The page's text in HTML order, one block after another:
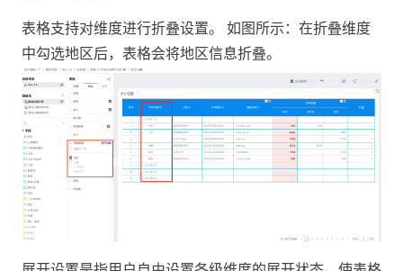
表格支持对维度进行折叠设置。 如图所示：在折叠维度
中勾选地区后，表格会将地区信息折叠。